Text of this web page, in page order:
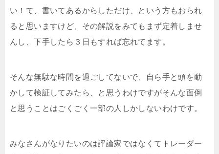
い！て、書いてあるからしただけ、という方もおられ
ると思いますけど、その解説をみてもまず定着しませ
んし、下手したら３日もすれば忘れてます。
そんな無駄な時間を過ごしてないで、自ら手と頭を動
かして検証してみたら、と思うわけですがそんな面倒
と思うことはごくごく一部の人しかしないわけです。
みなさんがなりたいのは評論家ではなくてトレーダー